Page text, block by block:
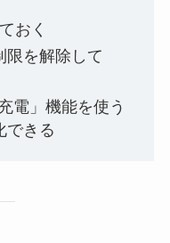
おく
限を解除して
電」機能を使う
できる